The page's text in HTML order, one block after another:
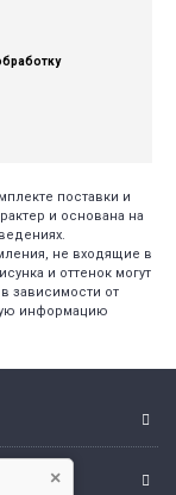
поставки и
и основана на
не входящие в
и оттенок могут
зависимости от
информацию
×